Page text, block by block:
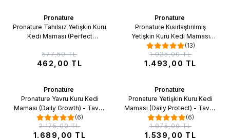
İndirimFavorilere Ekle
Pronature
Pronature Tahılsız Yetişkin Kuru
Kedi Maması (Perfect
Enginarlı - 1,5KG
577,50TL
462,00 TL
Favorilere Ekle
Pronature
Pronature Kısırlaştırılmış
Yetişkin Kuru Kedi Maması
(Weight Protect) - Tavuk Etli ve
Pirinçli - 10KG
(13)
1.925,00TL
1.493,00 TL
Favorilere Ekle
Pronature
Pronature Yavru Kuru Kedi
Maması (Daily Growth) - Tavuk
Etli ve Pirinçli - 10KG
(6)
2.175,00TL
1.689,00 TL
İndirimFavorilere Ekle
Pronature
Pronature Yetişkin Kuru Kedi
Maması (Daily Protect) - Tavuk
Etli ve Pirinçli - 10KG
(6)
1.975,00TL
1.539,00 TL